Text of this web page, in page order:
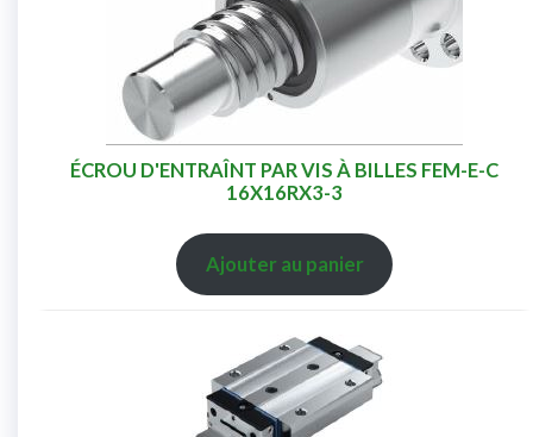
ÉCROU D'ENTRAÎNT PAR VIS À BILLES FEM-E-C
16X16RX3-3
Ajouter au panier